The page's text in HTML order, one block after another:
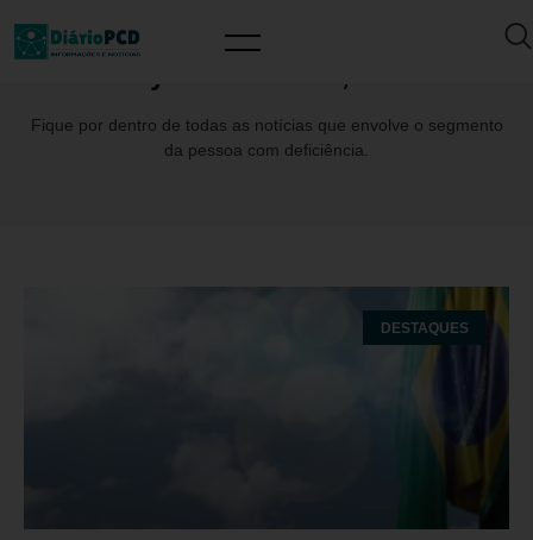
Fique por dentro de todas as notícias que envolve o segmento
da pessoa com deficiência.
DESTAQUES